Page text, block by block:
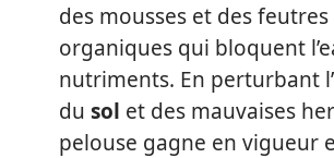
des mousses et des feutres
organiques qui bloquent
nutriments. En perturbant
du sol et des mauvaises
pelouse gagne en vigueur